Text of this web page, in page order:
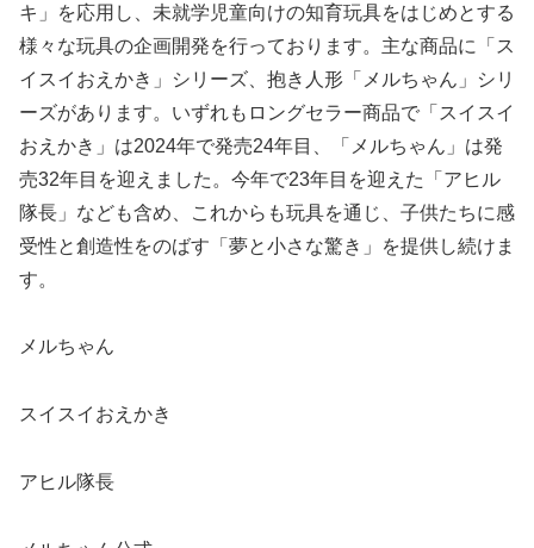
キ」を応用し、未就学児童向けの知育玩具をはじめとする
様々な玩具の企画開発を行っております。主な商品に「ス
イスイおえかき」シリーズ、抱き人形「メルちゃん」シリ
ーズがあります。いずれもロングセラー商品で「スイスイ
おえかき」は2024年で発売24年目、「メルちゃん」は発
売32年目を迎えました。今年で23年目を迎えた「アヒル
隊長」なども含め、これからも玩具を通じ、子供たちに感
受性と創造性をのばす「夢と小さな驚き」を提供し続けま
す。
メルちゃん
スイスイおえかき
アヒル隊長